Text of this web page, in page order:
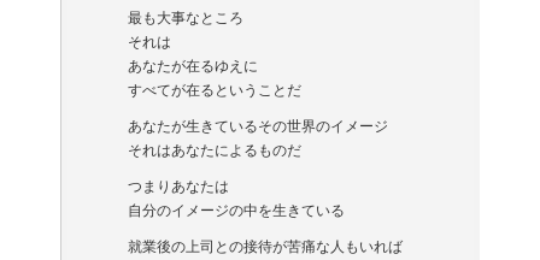
最も大事なところ
それは
あなたが在るゆえに
すべてが在るということだ
あなたが生きているその世界のイメージ
それはあなたによるものだ
つまりあなたは
自分のイメージの中を生きている
就業後の上司との接待が苦痛な人もいれば